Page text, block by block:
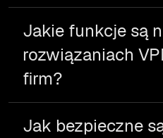
Jakie funkcje są
rozwiązaniach
firm?
Jak bezpieczne